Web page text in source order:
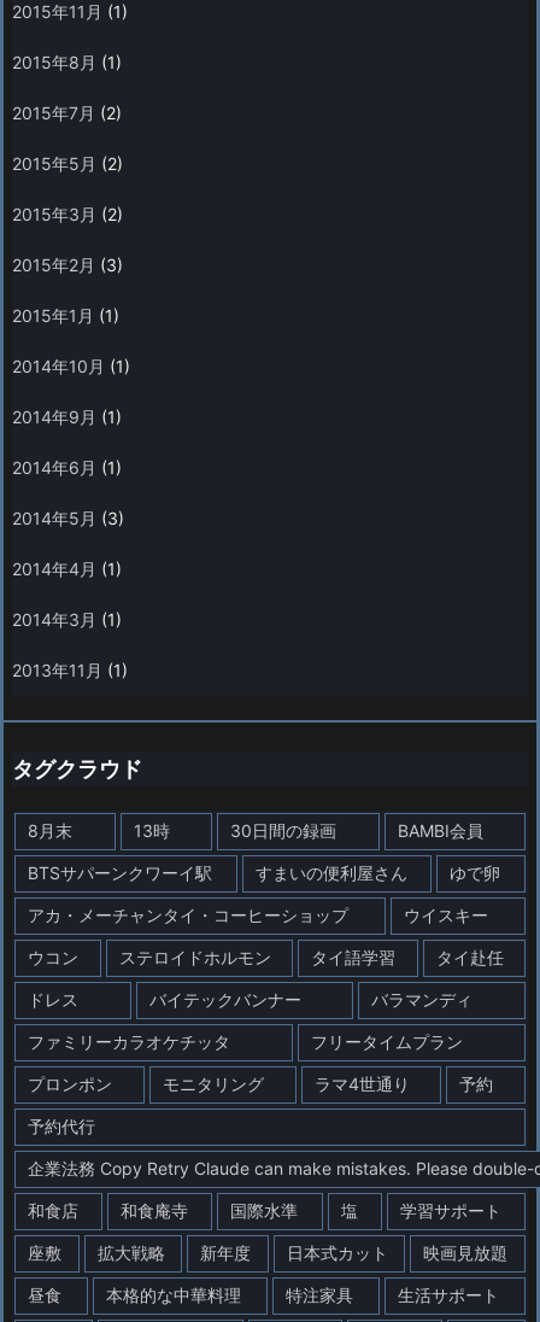
2015年11月 (1)
2015年8月 (1)
2015年7月 (2)
2015年5月 (2)
2015年3月 (2)
2015年2月 (3)
2015年1月 (1)
2014年10月 (1)
2014年9月 (1)
2014年6月 (1)
2014年5月 (3)
2014年4月 (1)
2014年3月 (1)
2013年11月 (1)
タグクラウド
8月末 13時 30日間の録画 BAMBI会員
BTSサパーンクワーイ駅 すまいの便利屋さん ゆで卵
アカ・メーチャンタイ・コーヒーショップ ウイスキー
ウコン ステロイドホルモン タイ語学習 タイ赴任
ドレス バイテックバンナー バラマンディ
ファミリーカラオケチッタ フリータイムプラン
プロンポン モニタリング ラマ4世通り 予約
予約代行
企業法務 Copy Retry Claude can make mistakes. Please
和食店 和食庵寺 国際水準 塩 学習サポート
座敷 拡大戦略 新年度 日本式カット 映画見放題
昼食 本格的な中華料理 特注家具 生活サポート